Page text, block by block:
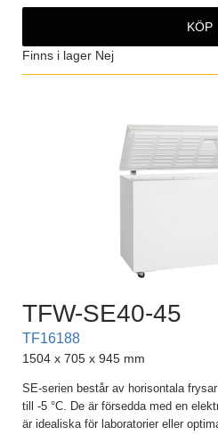
KÖP
Finns i lager Nej
TFW-SE40-45
TF16188
1504 x 705 x 945 mm
SE-serien består av horisontala
till -5 °C. De är försedda med en
är idealiska för laboratorier eller